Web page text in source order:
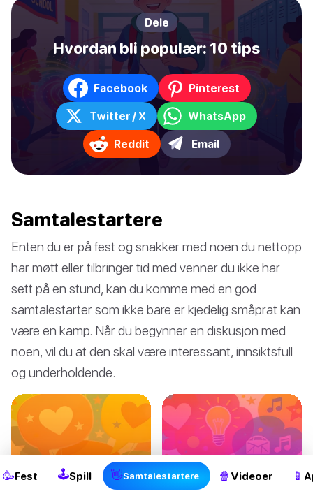
2
Dele
Hvordan bli populær: 10 tips
Facebook Pinterest
Twitter / X WhatsApp
Reddit Email
🥳Fest 🕹Spill 👋Samtalestartere 🍿 Videoer 📱
Samtalestartere
Enten du er på fest og snakker med noen du nettopp
har møtt eller tilbringer tid med venner du ikke har
sett på en stund, kan du komme med en god
samtalestarter som ikke bare er kjedelig småprat kan
være en kamp. Når du begynner en diskusjon med
noen, vil du at den skal være interessant, innsiktsfull
og underholdende.